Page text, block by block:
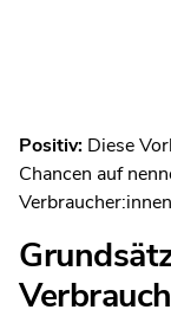
Positiv: Diese
Chancen auf